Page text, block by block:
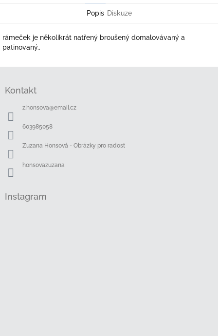
Popis Diskuze
rámeček je několikrát natřený broušený domalovávaný a
patinovaný..
Kontakt
z.honsova@email.cz
603985058
Zuzana Honsová - Obrázky pro radost
honsovazuzana
Instagram